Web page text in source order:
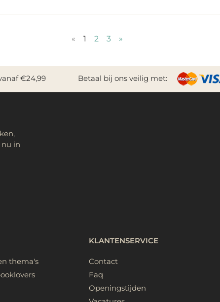
« 1 2 3 »
€24,99 Betaal bij ons veilig met:
nu in
thema's
KLANTENSERVICE
Contact
Faq
Openingstijden